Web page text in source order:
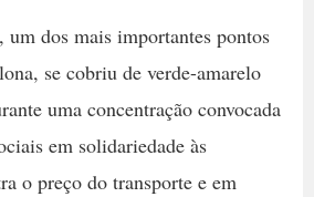
um dos mais importantes pontos
se cobriu de verde-amarelo
uma concentração convocada
em solidariedade às
o preço do transporte e em